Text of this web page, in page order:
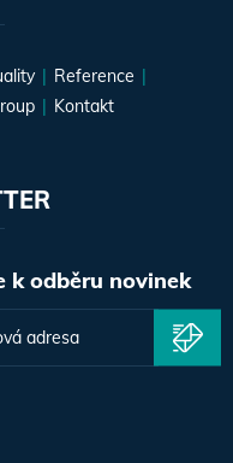
Reference
Kontakt
k odběru novinek